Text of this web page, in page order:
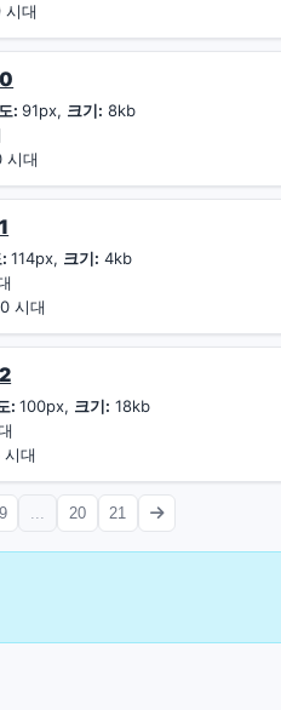
시대
:91px, 크기: 8kb
시대
:114px, 크기: 4kb
시대
:100px, 크기: 18kb
대
9 20 21